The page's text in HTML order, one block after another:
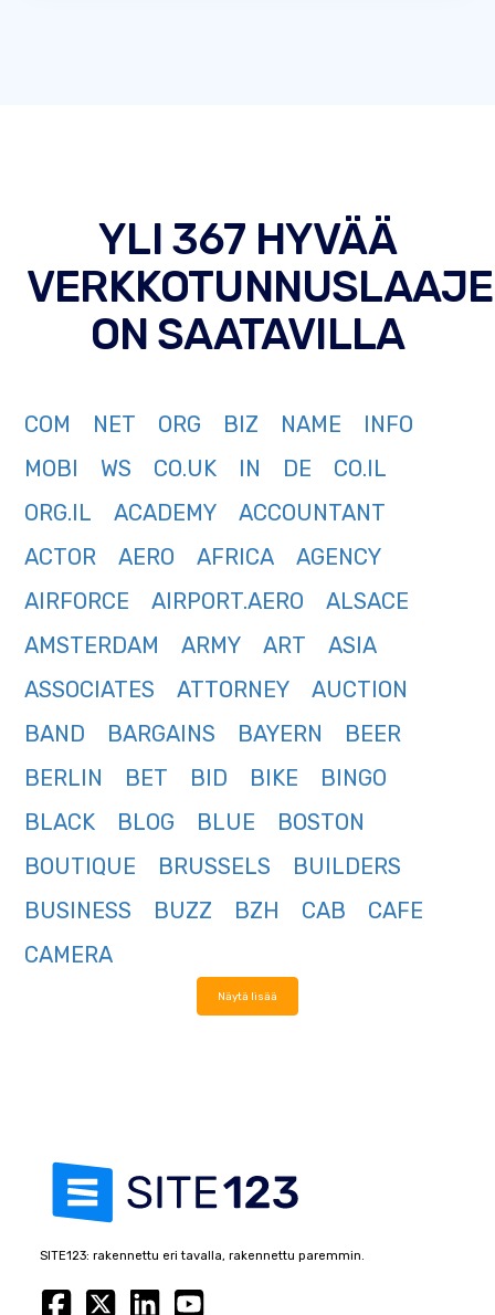
YLI 367 HYVÄÄ
ON SAATAVILLA
COM NET ORG BIZ NAME
INFO
MOBI
WS CO.UK IN DE
CO.IL
ORG.IL
ACADEMY
ACCOUNTANT
ACTOR
AERO AFRICA
AGENCY
AIRFORCE
AIRPORT.AERO
ALSACE
AMSTERDAM
ARMY ART
ASIA
ASSOCIATES
ATTORNEY
AUCTION
BAND
BARGAINS BAYERN
BEER
BERLIN
BET BID BIKE
BINGO
BLACK
BLOG BLUE
BOSTON
BOUTIQUE
BRUSSELS
BUILDERS
BUSINESS
BUZZ BZH CAB
CAFE
CAMERA
Näytä lisää
SITE123: rakennettu eri tavalla, rakennettu paremmin.